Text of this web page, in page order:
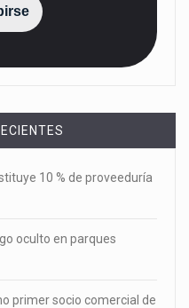
10 % de proveeduría
oculto en parques
primer socio comercial de